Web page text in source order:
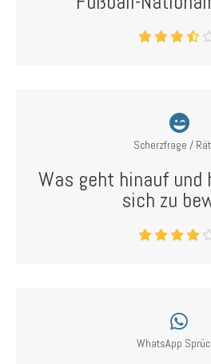
Scherzfrage /
Was geht hinauf und
sich zu
WhatsApp